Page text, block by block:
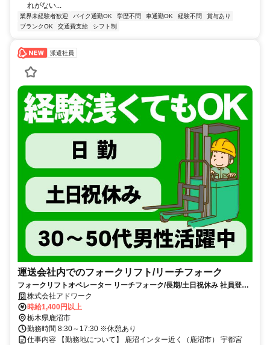
れがない...
業界未経験者歓迎 バイク通勤OK 学歴不問 車通勤OK 経験不問
賞与あり
ブランクOK
交通費支給 シフト制
派遣社員
運送会社内でのフォークリフト/リーチフォーク
フォークリフトオペレーター リーチフォーク/長期/土日祝休み 社員登用
あり 鹿沼インター近く
株式会社アドワーク
時給1,400円以上
栃木県鹿沼市
勤務時間 8:30～17:30 ※休憩あり
仕事内容 【勤務地について】 鹿沼インター近く（鹿沼市） 宇都宮